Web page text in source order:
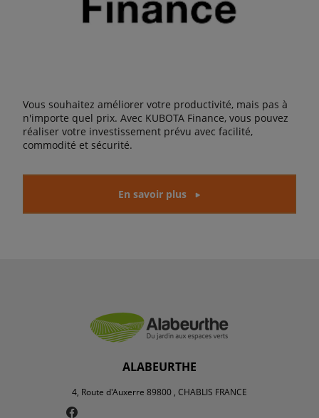
Vous souhaitez améliorer votre productivité, mais pas à
n'importe quel prix. Avec KUBOTA Finance, vous pouvez
réaliser votre investissement prévu avec facilité,
commodité et sécurité.
En savoir plus
ALABEURTHE
4, Route d'Auxerre 89800 , CHABLIS FRANCE